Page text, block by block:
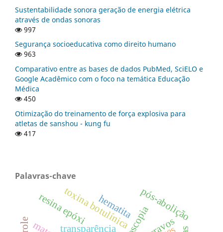
Sustentabilidade sonora geração de energia elétrica
através de ondas sonoras
997
Segurança socioeducativa como direito humano
963
Comparativo entre as bases de dados PubMed, SciELO e
Google Acadêmico com o foco na temática Educação
Médica
450
Otimização do treinamento de força explosiva para
atletas de sanshou - kung fu
417
Palavras-chave
transparência
toxina botulínica pós-abolição
resina epóxi hematita